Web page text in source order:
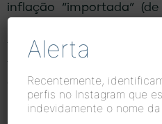
inflação “importada”
isso, aumentou
terminal da Selic ao
também vendo pouco
construtivas quanto ao
nos próximos meses: a
Alerta
Recentemente,
perfis no Instagram que
indevidamente o nome